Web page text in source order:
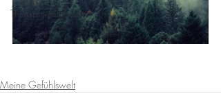
Therapiemethoden
Meine Gefühlswelt